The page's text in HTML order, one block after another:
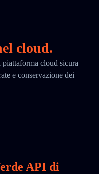
cloud.
cloud sicura
e conservazione dei
API di